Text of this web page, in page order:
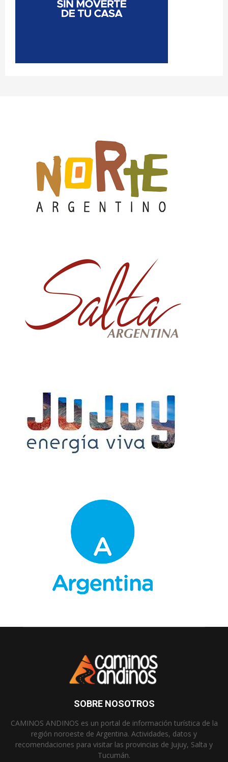
SOBRE NOSOTROS
CAMINOS ANDINOS es un portal de información turística de la
región noroeste de Argentina. Actividades, datos y
recomendaciones para visitar las provincias de Jujuy, Salta y
Tucumán.